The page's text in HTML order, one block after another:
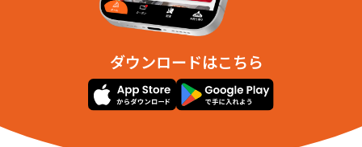
ダウンロードはこちら